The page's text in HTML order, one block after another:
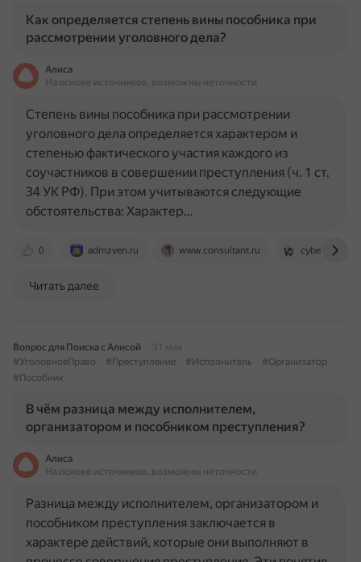
Как определяется степень вины пособника при
рассмотрении уголовного дела?
Алиса
На основе источников, возможны неточности
0 admzven.ru www.consultant.ru
Степень вины пособника при рассмотрении
уголовного дела определяется характером и
степенью фактического участия каждого из
соучастников в совершении преступления (ч. 1 ст.
34 УК РФ). При этом учитываются следующие
обстоятельства: Характер…
Читать далее
Вопрос для Поиска с Алисой
31 мая
#УголовноеПраво
#Преступление #Исполнитель
#Организатор
#Пособник
В чём разница между исполнителем,
организатором и пособником преступления?
Алиса
На основе источников, возможны неточности
Разница между исполнителем, организатором и
пособником преступления заключается в
характере действий, которые они выполняют в